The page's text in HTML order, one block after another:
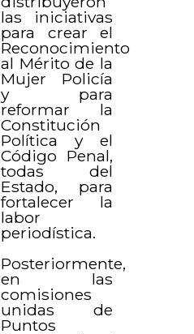
las iniciativas
para crear el
Reconocimiento
al Mérito de la
Mujer Policía
y para
reformar la
Constitución
Política y el
Código Penal,
todas del
Estado, para
fortalecer la
labor
periodística.
Posteriormente,
en las
comisiones
unidas de
Puntos